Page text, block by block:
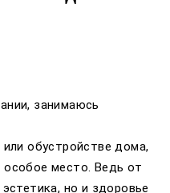
занимаюсь
обустройстве дома,
особое место. Ведь от
но и здоровье